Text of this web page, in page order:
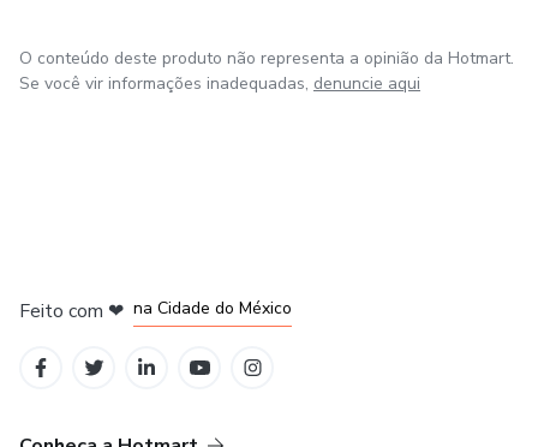
O conteúdo deste produto não representa a opinião da Hotmart.
Se você vir informações inadequadas, denuncie aqui
Feito com ❤ na Cidade do México